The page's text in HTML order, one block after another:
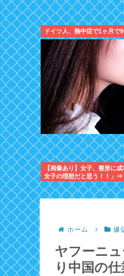
ドイツ人、熱中症で1ヶ月で
【画像あり】女子、整形に
女子の理想だと思う！！」⇒
ホーム 嫌
ヤフーニ
り中国の